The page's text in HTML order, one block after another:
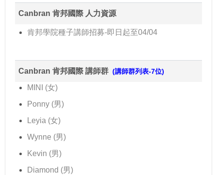
Canbran 肯邦國際 人力資源
肯邦學院種子講師招募-即日起至04/04
Canbran 肯邦國際 講師群 (講師群列表-7位)
MINI (女)
Ponny (男)
Leyia (女)
Wynne (男)
Kevin (男)
Diamond (男)